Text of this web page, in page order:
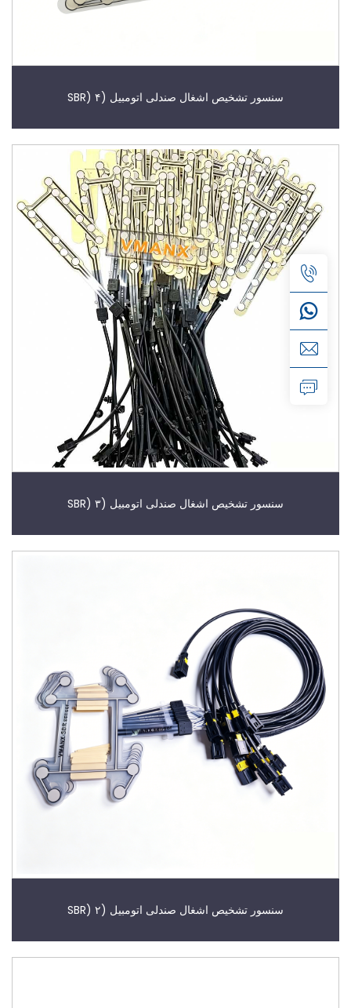
سنسور تشخیص اشغال صندلی اتومبیل (SBR) ۴
سنسور تشخیص اشغال صندلی اتومبیل (SBR) ۳
سنسور تشخیص اشغال صندلی اتومبیل (SBR) ۲